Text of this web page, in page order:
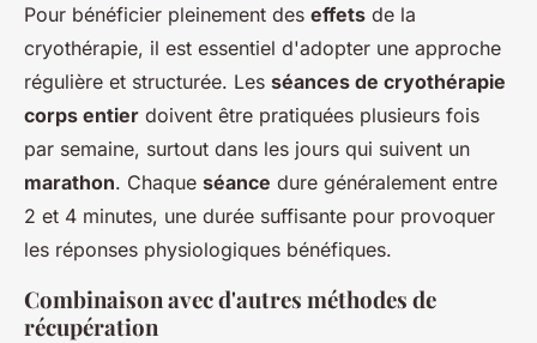
Pour bénéficier pleinement des effets de la
cryothérapie, il est essentiel d'adopter une approche
régulière et structurée. Les séances de cryothérapie
corps entier doivent être pratiquées plusieurs fois
par semaine, surtout dans les jours qui suivent un
marathon. Chaque séance dure généralement entre
2 et 4 minutes, une durée suffisante pour provoquer
les réponses physiologiques bénéfiques.
Combinaison avec d'autres méthodes de
récupération